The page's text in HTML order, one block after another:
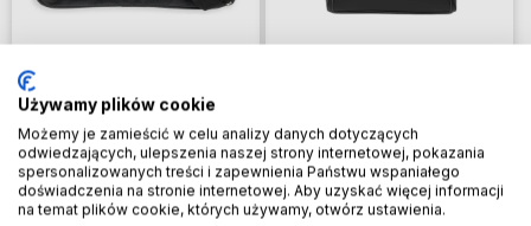
BAD&BAGS torba biznesowa
podróżna do samolotu bagaż
podręczny czarna
29,99 zł
czarna
39,99 zł
Używamy plików cookie
Możemy je zamieścić w celu analizy danych dotyczących
odwiedzających, ulepszenia naszej strony internetowej, pokazania
spersonalizowanych treści i zapewnienia Państwu wspaniałego
doświadczenia na stronie internetowej. Aby uzyskać więcej informacji
na temat plików cookie, których używamy, otwórz ustawienia.